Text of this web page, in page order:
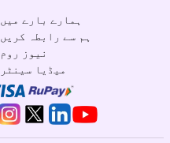
ہمارے بارے میں
ہم سے رابطہ کریں
نیوز روم
میڈیا سینٹر